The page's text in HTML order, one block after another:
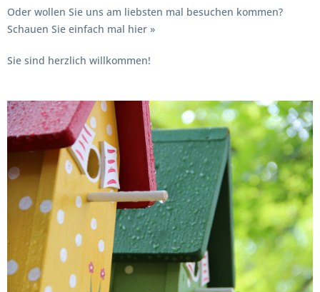
Oder wollen Sie uns am liebsten mal besuchen kommen?
Schauen Sie einfach mal hier »
Sie sind herzlich willkommen!